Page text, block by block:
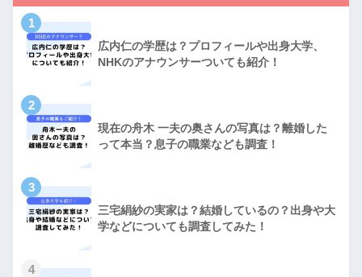
1
広内仁の学歴は？プロフィールや出身大学、
NHKのアナウンサーついても紹介！
2
現在の舟木 一夫の奥さんの写真は？離婚した
って本当？息子の職業なども調査！
3
三宅絹紗の実家は？結婚しているの？出身や大
学などについても調査してみた！
4